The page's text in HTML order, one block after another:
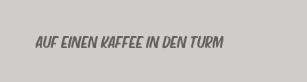
AUF EINEN KAFFEE IN DEN TURM